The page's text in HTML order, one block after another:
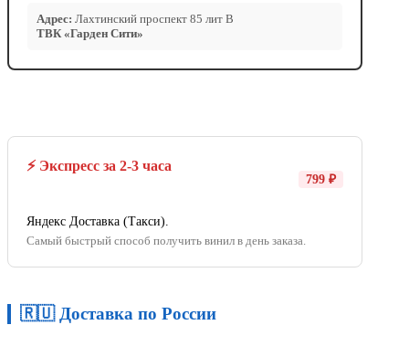
Адрес: Лахтинский проспект 85 лит В
ТВК «Гарден Сити»
⚡ Экспресс за 2-3 часа
799 ₽
Яндекс Доставка (Такси).
Самый быстрый способ получить винил в день заказа.
🇷🇺 Доставка по России